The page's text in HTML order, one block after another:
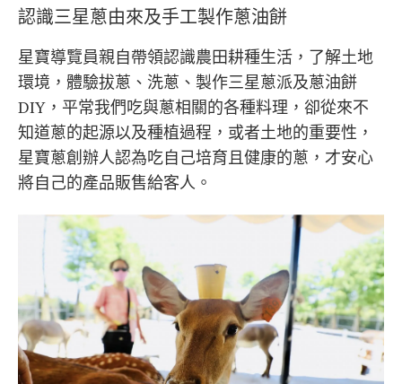
認識三星蔥由來及手工製作蔥油餅
星寶導覽員親自帶領認識農田耕種生活，了解土地
環境，體驗拔蔥、洗蔥、製作三星蔥派及蔥油餅
DIY，平常我們吃與蔥相關的各種料理，卻從來不
知道蔥的起源以及種植過程，或者土地的重要性，
星寶蔥創辦人認為吃自己培育且健康的蔥，才安心
將自己的產品販售給客人。